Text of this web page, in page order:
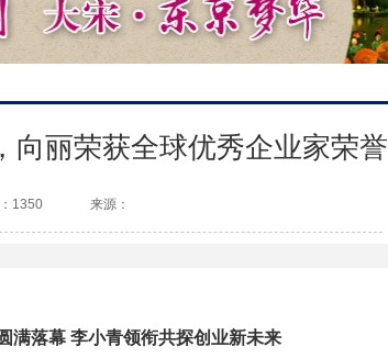
向丽荣获全球优秀企业家荣誉
1350 来源：
满落幕 李小青领衔共探创业新未来